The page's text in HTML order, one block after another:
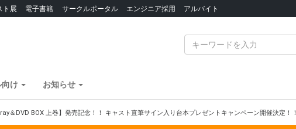
ト展 電子書籍 サークルポータル エンジニア採用 アルバイト
向け お知らせ
＆DVD BOX 上巻】発売記念！！ キャスト直筆サイン入り台本プレゼントキャンペーン開催決定！！